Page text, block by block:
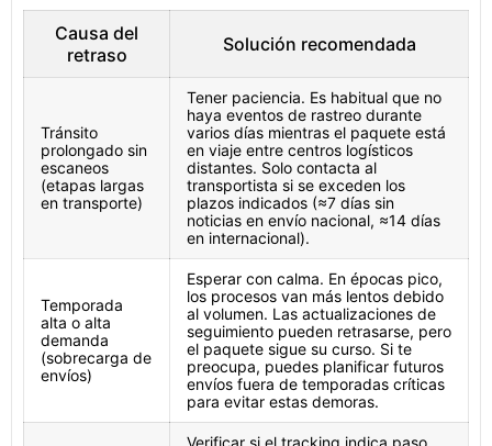
Causa del
retraso
Solución recomendada
Tránsito
prolongado sin
escaneos
(etapas largas
en transporte)
Tener paciencia. Es habitual que no
haya eventos de rastreo durante
varios días mientras el paquete está
en viaje entre centros logísticos
distantes. Solo contacta al
transportista si se exceden los
plazos indicados (≈7 días sin
noticias en envío nacional, ≈14 días
en internacional).
Temporada
alta o alta
demanda
(sobrecarga de
envíos)
Esperar con calma. En épocas pico,
los procesos van más lentos debido
al volumen. Las actualizaciones de
seguimiento pueden retrasarse, pero
el paquete sigue su curso. Si te
preocupa, puedes planificar futuros
envíos fuera de temporadas críticas
para evitar estas demoras.
Verificar si el tracking indica paso